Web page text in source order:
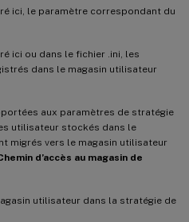
ici, le paramètre correspondant du
ici ou dans le fichier .ini, les
dans le magasin utilisateur
aux paramètres de stratégie
utilisateur stockés dans le
migrés vers le magasin utilisateur
d’accès au magasin de
utilisateur dans la stratégie de